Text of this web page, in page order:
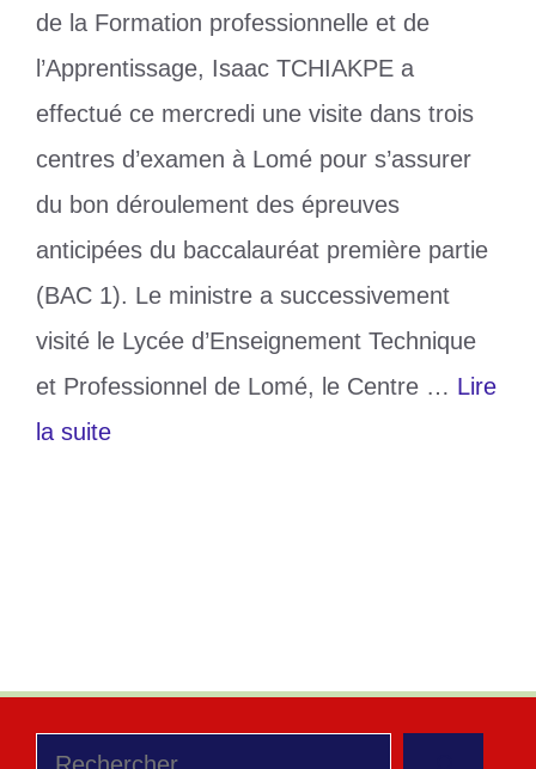
de la Formation professionnelle et de
l’Apprentissage, Isaac TCHIAKPE a
effectué ce mercredi une visite dans trois
centres d’examen à Lomé pour s’assurer
du bon déroulement des épreuves
anticipées du baccalauréat première partie
(BAC 1). Le ministre a successivement
visité le Lycée d’Enseignement Technique
et Professionnel de Lomé, le Centre … Lire
la suite
Rechercher